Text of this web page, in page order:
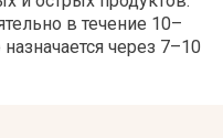
в течение 10–
через 7–10